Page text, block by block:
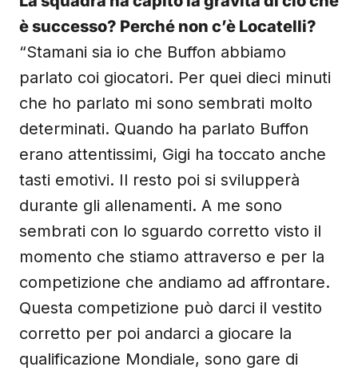
è successo? Perché non c’è Locatelli?
“Stamani sia io che Buffon abbiamo
parlato coi giocatori. Per quei dieci minuti
che ho parlato mi sono sembrati molto
determinati. Quando ha parlato Buffon
erano attentissimi, Gigi ha toccato anche
tasti emotivi. Il resto poi si svilupperà
durante gli allenamenti. A me sono
sembrati con lo sguardo corretto visto il
momento che stiamo attraverso e per la
competizione che andiamo ad affrontare.
Questa competizione può darci il vestito
corretto per poi andarci a giocare la
qualificazione Mondiale, sono gare di